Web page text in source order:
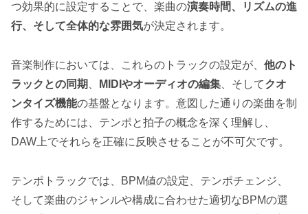
つ効果的に設定することで、楽曲の演奏時間、リズムの進
行、そして全体的な雰囲気が決定されます。
音楽制作においては、これらのトラックの設定が、 他のト
ラックとの同期
MIDIやオーディオの編集 、そしてクオ
ンタイズ機能の基盤となります。意図した通りの楽曲を制
作するためには、テンポと拍子の概念を深く理解し、
DAW上でそれらを正確に反映させることが不可欠です。
テンポトラックでは、BPM値の設定、テンポチェンジ、
そして楽曲のジャンルや構成に合わせた適切なBPMの選